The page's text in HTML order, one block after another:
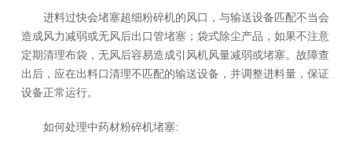
进料过快会堵塞超细粉碎机的风口，与输送设备匹配不当会
造成风力减弱或无风后出口管堵塞；袋式除尘产品，如果不注意
定期清理布袋，无风后容易造成引风机风量减弱或堵塞。故障查
出后，应在出料口清理不匹配的输送设备，并调整进料量，保证
设备正常运行。
如何处理中药材粉碎机堵塞: